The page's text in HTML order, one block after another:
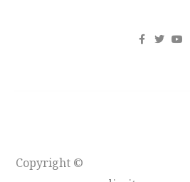
Copyright ©